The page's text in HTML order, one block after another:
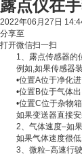
露点仪在
2022年06月27日
分享至
打开微信扫一扫
1、露点传感器的位
例如,如果传感器装
•位置A位于净化进
•位置B位于气体出
•位置C位于杂物箱
如果变送器直接安
2、气体速度–如果
如果气体速度很低，
3、微粒–高速行驶